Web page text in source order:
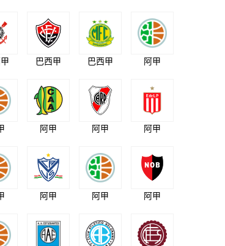
巴西甲 巴西甲 阿甲
阿甲 阿甲 阿甲
阿甲 阿甲 阿甲